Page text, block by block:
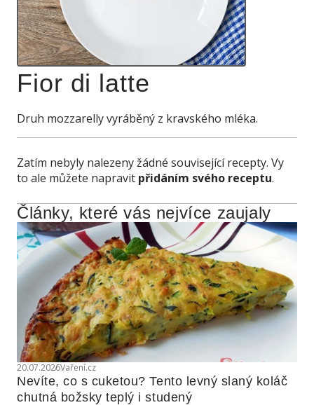
Fior di latte
Druh mozzarelly vyráběný z kravského mléka.
Zatím nebyly nalezeny žádné související recepty. Vy
to ale můžete napravit přidáním svého receptu.
Články, které vás nejvíce zaujaly
20.07.2026Vaření.cz
Nevíte, co s cuketou? Tento levný slaný koláč
chutná božsky teplý i studený